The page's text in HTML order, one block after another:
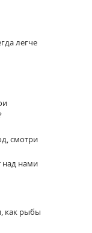
легче
смотри
над нами
как рыбы